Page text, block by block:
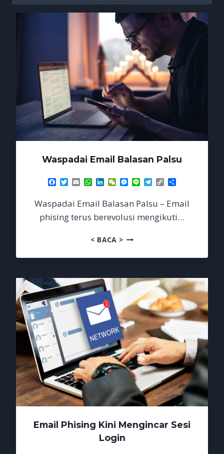
Waspadai Email Balasan Palsu
Facebook
TwitterEmailWhatsApp
LinkedIn
WeChatMessenger
Line Telegram
Copy
Link
Waspadai Email Balasan Palsu – Email
phising terus berevolusi mengikuti…
< BACA >WASPADAI
BALASAN
Email Phising Kini Mengincar Sesi
Login